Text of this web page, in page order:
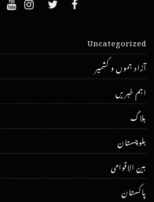
Uncategorized
آزاد جموں و کشمیر
اہم خبریں
بلاگ
بلوچستان
بین الاقوامی
پاکستان